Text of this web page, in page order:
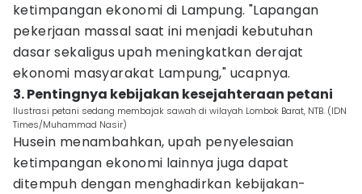
ketimpangan ekonomi di Lampung. "Lapangan
pekerjaan massal saat ini menjadi kebutuhan
dasar sekaligus upah meningkatkan derajat
ekonomi masyarakat Lampung," ucapnya.
3. Pentingnya kebijakan kesejahteraan petani
Ilustrasi petani sedang membajak sawah di wilayah Lombok Barat, NTB. (IDN
Times/Muhammad Nasir)
Husein menambahkan, upah penyelesaian
ketimpangan ekonomi lainnya juga dapat
ditempuh dengan menghadirkan kebijakan-